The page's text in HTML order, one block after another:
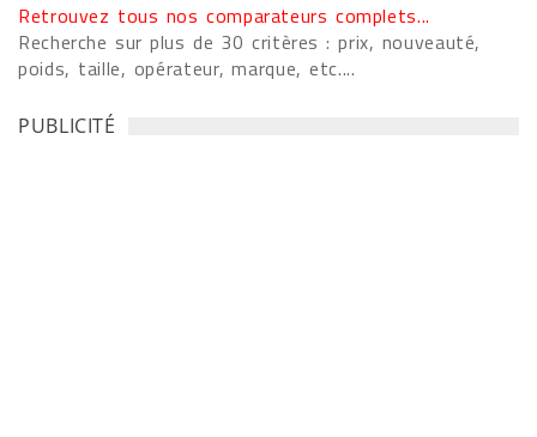
Retrouvez tous nos comparateurs complets...
Recherche sur plus de 30 critères : prix, nouveauté,
poids, taille, opérateur, marque, etc....
PUBLICITÉ